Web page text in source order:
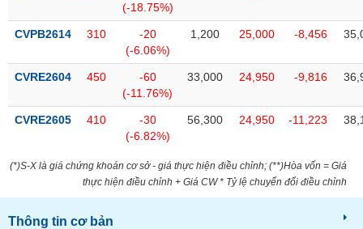
(-18.75%)
CVPB2614 310
-20
(-6.06%)
1,200 25,000 -8,456
CVRE2604 450
-60
(-11.76%)
33,000 24,950 -9,816
CVRE2605 410
-30
(-6.82%)
56,300 24,950 -11,223
(*)S-X là giá chứng khoán cơ sở - giá thực hiện điều chỉnh; (**)Hòa vốn = Giá
thực hiện điều chỉnh + Giá CW * Tỷ lệ chuyển đổi điều chỉnh
Thông tin cơ bản
tài
chính
Dữ
chính